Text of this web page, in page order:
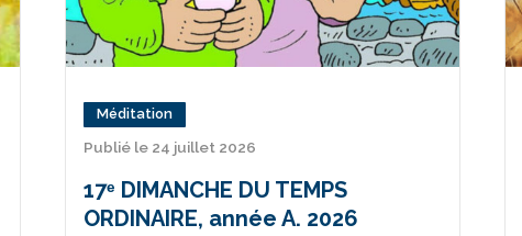
Méditation
Publié le 24 juillet 2026
17ᵉ DIMANCHE DU TEMPS
ORDINAIRE, année A. 2026